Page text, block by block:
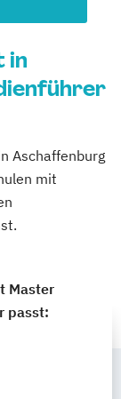
in
Aschaffenburg
mit
Master
passt: